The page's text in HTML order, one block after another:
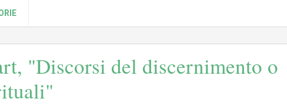
"Discorsi del discernimento o